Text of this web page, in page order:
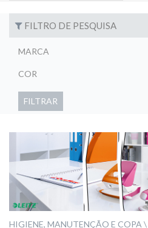
FILTRO DE PESQUISA
MARCA
COR
FILTRAR
HIGIENE, MANUTENÇÃO E COPA